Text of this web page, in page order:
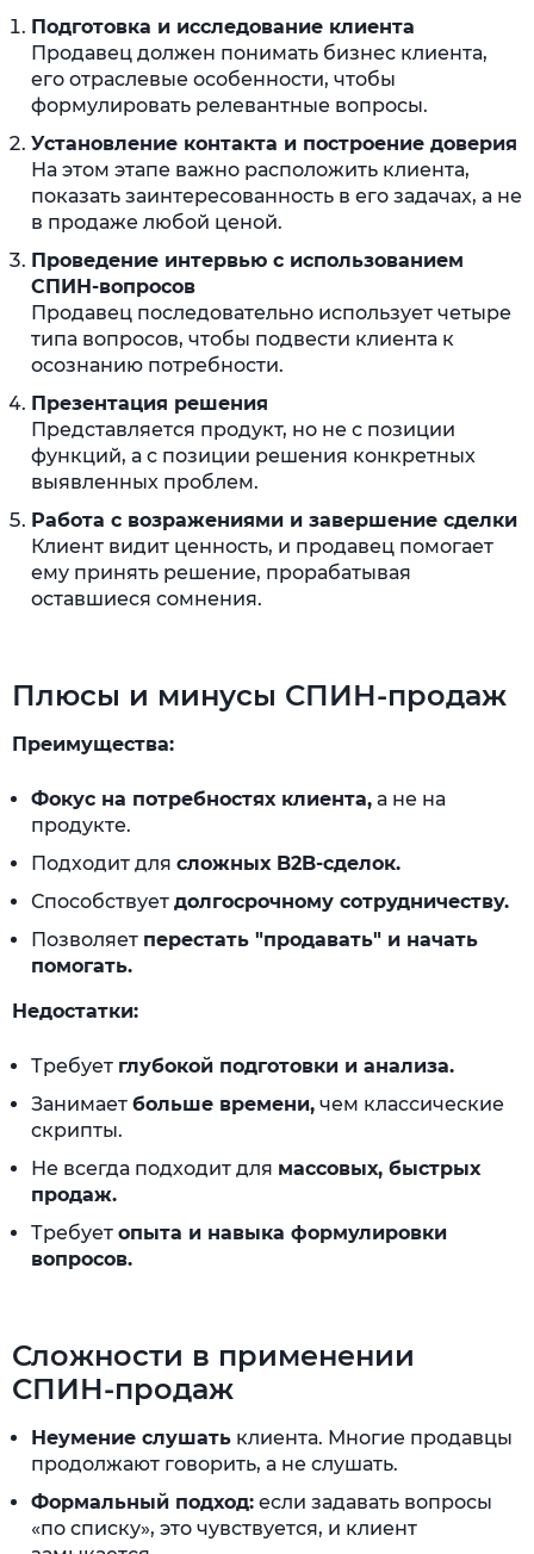
Подготовка и исследование клиента
Продавец должен понимать бизнес клиента,
его отраслевые особенности, чтобы
формулировать релевантные вопросы.
Установление контакта и построение доверия
На этом этапе важно расположить клиента,
показать заинтересованность в его задачах, а не
в продаже любой ценой.
Проведение интервью с использованием
СПИН-вопросов
Продавец последовательно использует четыре
типа вопросов, чтобы подвести клиента к
осознанию потребности.
Презентация решения
Представляется продукт, но не с позиции
функций, а с позиции решения конкретных
выявленных проблем.
Работа с возражениями и завершение сделки
Клиент видит ценность, и продавец помогает
ему принять решение, прорабатывая
оставшиеся сомнения.
Плюсы и минусы СПИН-продаж
Преимущества:
Фокус на потребностях клиента, а не на
продукте.
Подходит для сложных B2B-сделок.
Способствует долгосрочному сотрудничеству.
Позволяет перестать "продавать" и начать
помогать.
Недостатки:
Требует глубокой подготовки и анализа.
Занимает больше времени, чем классические
скрипты.
Не всегда подходит для массовых, быстрых
продаж.
Требует опыта и навыка формулировки
вопросов.
Сложности в применении
СПИН-продаж
Неумение слушать клиента. Многие продавцы
продолжают говорить, а не слушать.
Формальный подход: если задавать вопросы
«по списку», это чувствуется, и клиент